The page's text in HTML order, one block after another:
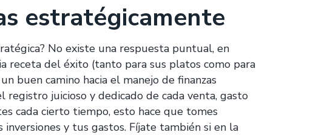
estratégicamente
No existe una respuesta puntual, en
receta del éxito (tanto para sus platos como para
buen camino hacia el manejo de finanzas
juicioso y dedicado de cada venta, gasto
cada cierto tiempo, esto hace que tomes
y tus gastos. Fíjate también si en la